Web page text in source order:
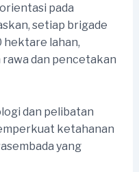
pada
setiap brigade
hektare lahan,
dan pencetakan
dan pelibatan
ketahanan
yang